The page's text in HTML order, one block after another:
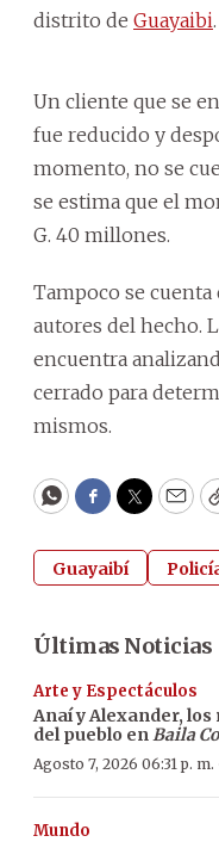
distrito de Guayaibi.
Un cliente que se
fue reducido y
momento, no se
se estima que el
G. 40 millones.
Tampoco se
autores del hecho.
encuentra
cerrado para
mismos.
WhatsApp
Facebook
Twitter
Guayaibí
Últimas Noticias
Arte y Espectáculos
Anaí y Alexander,
del pueblo enBaila
Agosto 7, 2026 06:31 p. m.
Mundo